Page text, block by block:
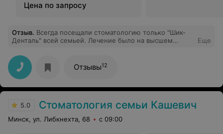
Цена по запросу
Отзыв. Всегда посещали стоматологию только "Шик-
Денталь" всей семьей. Лечение было на высшем
на профосмотр, всегда звонили и напоминали, что уже
пора посетить стоматолога. Но очень расстраивает,
что в последнее время стало очень хамское
отношение к клиентам (наверное их стало уже очень
много, раз ими перестали дорожить).
грубо разговаривают. Месяц ждали пока перезвонят,
уже вообще перестали оказывать. И только зря
Еще
Отзывы12
5.0 Стоматология семьи Кашевич
Минск, ул. Либкнехта, 68 с 09:00